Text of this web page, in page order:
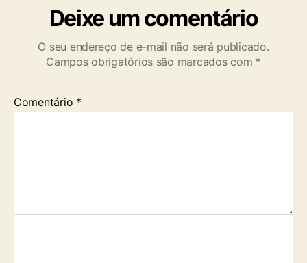
Deixe um comentário
O seu endereço de e-mail não será publicado.
Campos obrigatórios são marcados com *
Comentário *